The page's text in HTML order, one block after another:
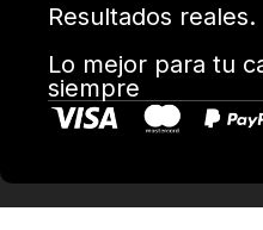
Resultados reales.
Lo mejor para tu
siempre